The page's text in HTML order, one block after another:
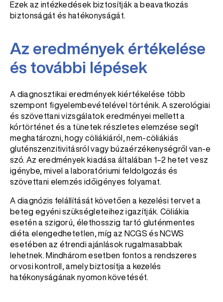
Ezek az intézkedések biztosítják a beavatkozás
biztonságát és hatékonyságát.
Az eredmények értékelése
és további lépések
A diagnosztikai eredmények kiértékelése több
szempont figyelembevételével történik. A szerológiai
és szövettani vizsgálatok eredményei mellett a
kórtörténet és a tünetek részletes elemzése segít
meghatározni, hogy cöliákiáról, nem-cöliákiás
gluténszenzitivitásról vagy búzaérzékenységről van-e
szó. Az eredmények kiadása általában 1–2 hetet vesz
igénybe, mivel a laboratóriumi feldolgozás és
szövettani elemzés időigényes folyamat.
A diagnózis felállítását követően a kezelési tervet a
beteg egyéni szükségleteihez igazítják. Cöliákia
esetén a szigorú, élethosszig tartó gluténmentes
diéta elengedhetetlen, míg az NCGS és NCWS
esetében az étrendi ajánlások rugalmasabbak
lehetnek. Mindhárom esetben fontos a rendszeres
orvosi kontroll, amely biztosítja a kezelés
hatékonyságának nyomon követését.